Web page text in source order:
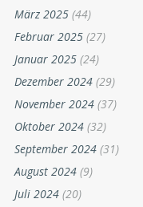
März 2025 (44)
Februar 2025 (27)
Januar 2025 (24)
Dezember 2024 (29)
November 2024 (37)
Oktober 2024 (32)
September 2024 (31)
August 2024 (9)
Juli 2024 (20)